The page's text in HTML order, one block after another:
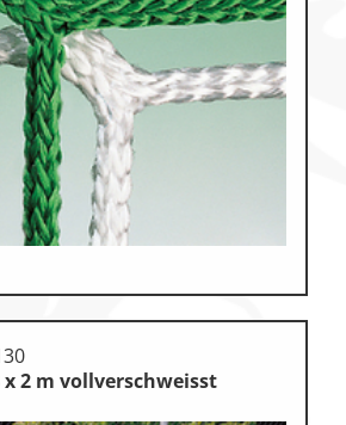
Klettern
Leichtathletik
Objekteinrichtungen
Sportspielgeräte,
Psychomotorik
Technische Dokumentation
Therapiebedarf
Turnen, Gymnastik, Ballett
2 m vollverschweisst